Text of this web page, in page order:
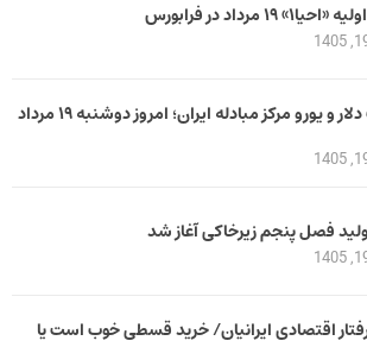
۱۹ مرداد در فرابورس
قیمت دلار و یورو مرکز مبادله ایران؛ امروز دوشنبه ۱۹ مرداد
فصل پنجم زیرخاکی آغاز شد
اقتصادی ایرانیان/ خرید قسطی خوب است یا